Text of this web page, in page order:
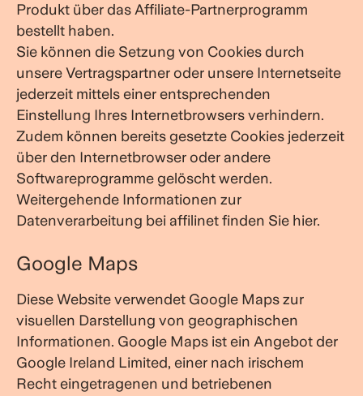
Produkt über das Affiliate-Partnerprogramm
bestellt haben.
Sie können die Setzung von Cookies durch
unsere Vertragspartner oder unsere Internetseite
jederzeit mittels einer entsprechenden
Einstellung Ihres Internetbrowsers verhindern.
Zudem können bereits gesetzte Cookies jederzeit
über den Internetbrowser oder andere
Softwareprogramme gelöscht werden.
Weitergehende Informationen zur
Datenverarbeitung bei affilinet finden Sie hier.
Google Maps
Diese Website verwendet Google Maps zur
visuellen Darstellung von geographischen
Informationen. Google Maps ist ein Angebot der
Google Ireland Limited, einer nach irischem
Recht eingetragenen und betriebenen